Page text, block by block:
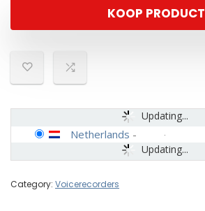
KOOP PRODUCT
Updating...
Updating...
Netherlands -
Category: Voicerecorders